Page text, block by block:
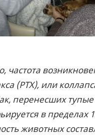
частота
(PTX), или
перенесших
в пределах
животных